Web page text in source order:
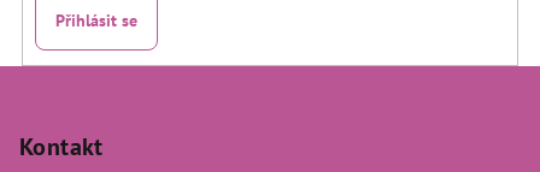
Přihlásit se
Kontakt